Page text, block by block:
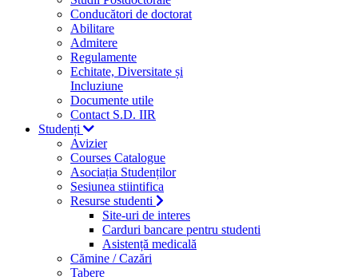
Conducători de doctorat
Abilitare
Admitere
Regulamente
Echitate, Diversitate și
Incluziune
Documente utile
Contact S.D. IIR
Studenți
Avizier
Courses Catalogue
Asociația Studenților
Sesiunea stiintifica
Resurse studenti
Site-uri de interes
Carduri bancare pentru studenti
Asistență medicală
Cămine / Cazări
Tabere